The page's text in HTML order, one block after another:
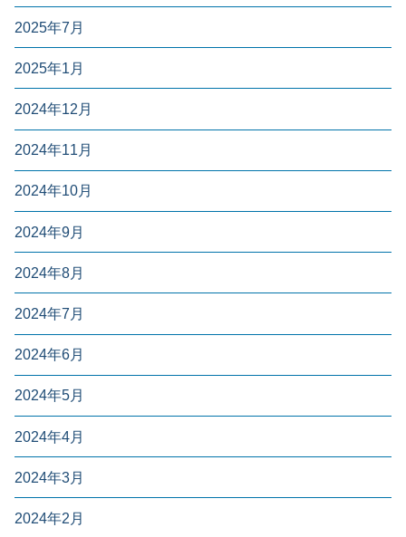
2025年7月
2025年1月
2024年12月
2024年11月
2024年10月
2024年9月
2024年8月
2024年7月
2024年6月
2024年5月
2024年4月
2024年3月
2024年2月